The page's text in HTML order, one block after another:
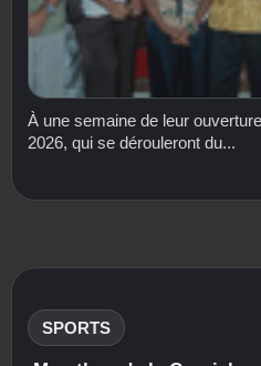
À une semaine de leur
2026, qui se dérouleront du...
SPORTS